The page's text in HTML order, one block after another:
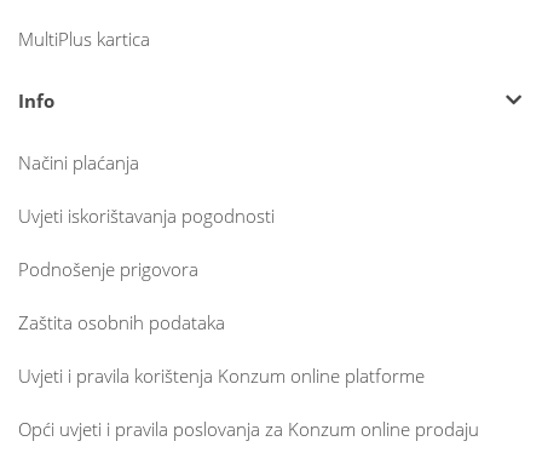
MultiPlus kartica
Info
Načini plaćanja
Uvjeti iskorištavanja pogodnosti
Podnošenje prigovora
Zaštita osobnih podataka
Uvjeti i pravila korištenja Konzum online platforme
Opći uvjeti i pravila poslovanja za Konzum online prodaju